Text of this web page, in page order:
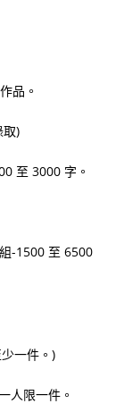
品。
取)
至 3000 字。
-1500 至 6500
一件。)
人限一件。